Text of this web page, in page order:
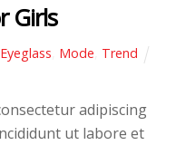
Girls
Eyeglass Mode Trend
adipiscing
ut labore et